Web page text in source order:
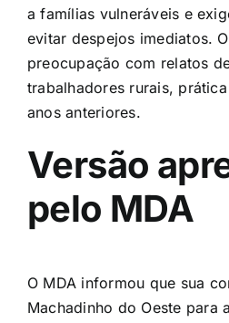
a famílias vulneráveis e
evitar despejos imediatos.
preocupação com relatos
trabalhadores rurais,
anos anteriores.
Versão
pelo MDA
O MDA informou que sua
Machadinho do Oeste para